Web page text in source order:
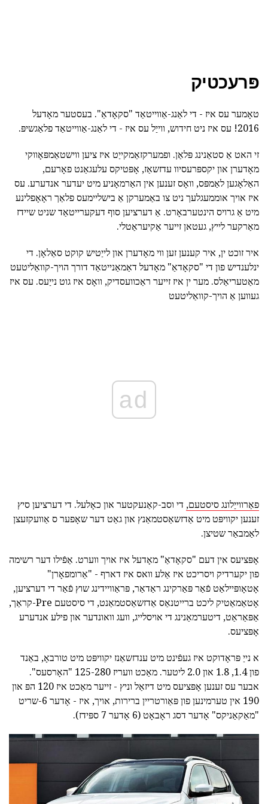
פּרעכטיק
טאָמער עס איז - די לאַנג-אַווייטאַד "סקאָדאַ". בעסטער מאָדעל
2016! עס איז ניט חידוש, ווייַל עס איז - די לאַנג-אַווייטאַד פלאַגשיפּ.
זי האט אַ סטאַנינג פּלאַן. ופמערקזאַמקייַט איז ציען ווישטאַמפּאָווקי
מאָדערן און יקספּרעסיוו עדזשאַז, אָפּטיקס עלעגאַנט פאָרעם,
האַלאָגען לאַמפּס, וואָס זענען אין האַרמאָניע מיט יעדער אנדערע. עס
איז אויך אוממעגלעך ניט צו באַמערקן אַ בישליימעס פלאַך ראָאָפלינע
מיט אַ גרויס הינטערבאָרט. אַ דערציען סוף דעקערייטאַד שניט שיידז
מאַרקער לייץ, געטאן זייער אַקיעראַטלי.
איר זוכט ין, איר קענען זען ווי מאָדערן און לייַטיש קוקט סאַלאָן. די
ינלענדיש פון די "סקאָדאַ" מאָדעל דאַמאַנייטאַד דורך הויך-קוואַליטעט
מאַטעריאַלס. מער ין איז זייער ראַכוועסדיק, וואָס איז גוט נייַעס. עס איז
געווען אַ הויך-קוואַליטעט
ad
פאַרווייַלונג סיסטעם, די וסב-קאַנעקטער און כאָלעל. די דערציען סיץ
זענען יקוויפּט מיט אַדזשאַסטמאַנץ און גאַט דער שאָפער ס אַוועקזעצן
לאַמבאַר שטיצן.
אָפּציעס אין דעם "סקאָדאַ" מאָדעל איז אויך ווערט. אַפֿילו דער רשימה
פון יקערדיק ויסריכט איז אַלע וואס איז דארף - "אַרומפאָרן"
אָטאָופּיילאַט פֿאַר פּאַרקינג ראַדאַר, פּראַוויידינג שוץ פֿאַר די דערציען,
אָטאַמאַטיק ליכט ברייטנאַס אַדזשאַסטמאַנט, די סיסטעם Pre-קראַך,
אַפּאַראַט, דיטערמאַנינג די אויסלייג, וועג וואונדער און פילע אנדערע
אָפּציעס.
א נייַ פּראָדוקט איז געפֿינט מיט ענדזשאַנז יקוויפּט מיט טורבאָ, באַנד
פון 1.4, 1.8 און 2.0 ליטער. מאַכט וועריז 125-280 "האָרסעס".
אבער עס זענען אָפּציעס מיט דיזאַל וניץ - זייער מאַכט איז 120 הפּ און
190 אין טערמינען פון פּאַורטריין ברירות, אויך, איז - אָדער 6-שריט
"מאַקאַניקס" אָדער דסג ראָבאָט (6 אָדער 7 ספּידז).